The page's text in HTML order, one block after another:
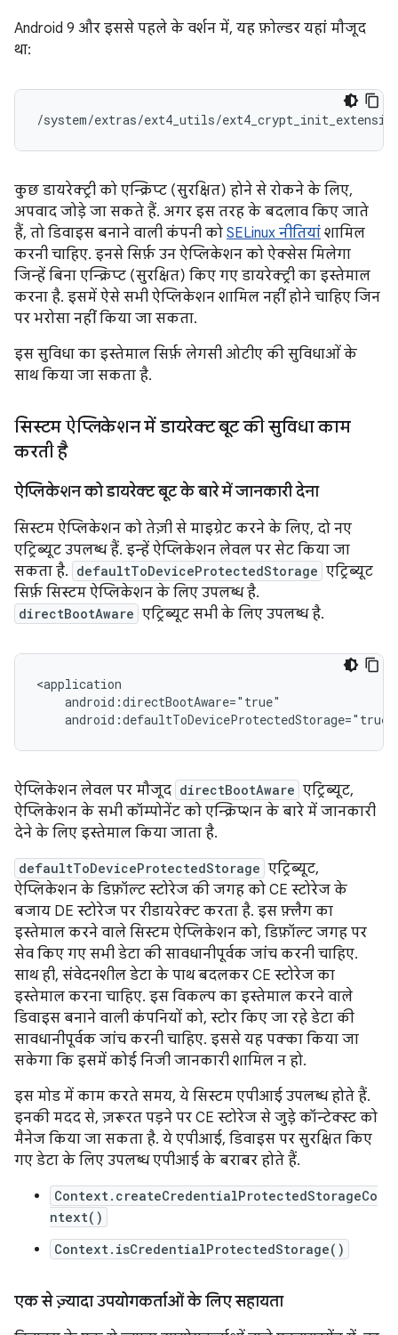
Android 9 और इससे पहले के वर्शन में, यह फ़ोल्डर यहां मौजूद
था:
/system/extras/ext4_utils/
कुछ डायरेक्ट्री को एन्क्रिप्ट (सुरक्षित) होने से रोकने के लिए,
अपवाद जोड़े जा सकते हैं. अगर इस तरह के बदलाव किए जाते
हैं, तो डिवाइस बनाने वाली कंपनी को SELinux नीतियां शामिल
करनी चाहिए. इनसे सिर्फ़ उन ऐप्लिकेशन को ऐक्सेस मिलेगा
जिन्हें बिना एन्क्रिप्ट (सुरक्षित) किए गए डायरेक्ट्री का इस्तेमाल
करना है. इसमें ऐसे सभी ऐप्लिकेशन शामिल नहीं होने चाहिए जिन
पर भरोसा नहीं किया जा सकता.
इस सुविधा का इस्तेमाल सिर्फ़ लेगसी ओटीए की सुविधाओं के
साथ किया जा सकता है.
सिस्टम ऐप्लिकेशन में डायरेक्ट बूट की सुविधा काम
करती है
ऐप्लिकेशन को डायरेक्ट बूट के बारे में जानकारी देना
सिस्टम ऐप्लिकेशन को तेज़ी से माइग्रेट करने के लिए, दो नए
एट्रिब्यूट उपलब्ध हैं. इन्हें ऐप्लिकेशन लेवल पर सेट किया जा
सकता है. defaultToDeviceProtectedStorage एट्रिब्यूट
सिर्फ़ सिस्टम ऐप्लिकेशन के लिए उपलब्ध है.
directBootAware एट्रिब्यूट सभी के लिए उपलब्ध है.
<application
    android:directBootAware="true"
ऐप्लिकेशन लेवल पर मौजूद directBootAware एट्रिब्यूट,
ऐप्लिकेशन के सभी कॉम्पोनेंट को एन्क्रिप्शन के बारे में जानकारी
देने के लिए इस्तेमाल किया जाता है.
defaultToDeviceProtectedStorage एट्रिब्यूट,
ऐप्लिकेशन के डिफ़ॉल्ट स्टोरेज की जगह को CE स्टोरेज के
बजाय DE स्टोरेज पर रीडायरेक्ट करता है. इस फ़्लैग का
इस्तेमाल करने वाले सिस्टम ऐप्लिकेशन को, डिफ़ॉल्ट जगह पर
सेव किए गए सभी डेटा की सावधानीपूर्वक जांच करनी चाहिए.
साथ ही, संवेदनशील डेटा के पाथ बदलकर CE स्टोरेज का
इस्तेमाल करना चाहिए. इस विकल्प का इस्तेमाल करने वाले
डिवाइस बनाने वाली कंपनियों को, स्टोर किए जा रहे डेटा की
सावधानीपूर्वक जांच करनी चाहिए. इससे यह पक्का किया जा
सकेगा कि इसमें कोई निजी जानकारी शामिल न हो.
इस मोड में काम करते समय, ये सिस्टम एपीआई उपलब्ध होते हैं.
इनकी मदद से, ज़रूरत पड़ने पर CE स्टोरेज से जुड़े कॉन्टेक्स्ट को
मैनेज किया जा सकता है. ये एपीआई, डिवाइस पर सुरक्षित किए
गए डेटा के लिए उपलब्ध एपीआई के बराबर होते हैं.
Context.createCredentialProtectedStorageCo
ntext()
Context.isCredentialProtectedStorage()
एक से ज़्यादा उपयोगकर्ताओं के लिए सहायता